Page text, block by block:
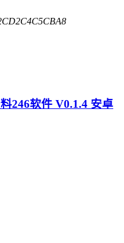
246软件 V0.1.4 安卓